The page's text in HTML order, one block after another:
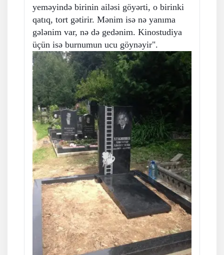
yeməyində birinin ailəsi göyərti, o birinki
qatıq, tort gətirir. Mənim isə nə yanıma
gələnim var, nə də gedənim. Kinostudiya
üçün isə burnumun ucu göynəyir".